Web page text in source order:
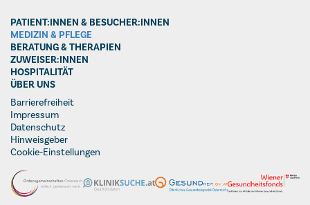
PATIENT:INNEN & BESUCHER:INNEN
MEDIZIN & PFLEGE
BERATUNG & THERAPIEN
ZUWEISER:INNEN
HOSPITALITÄT
ÜBER UNS
Barrierefreiheit
Impressum
Datenschutz
Hinweisgeber
Cookie-Einstellungen